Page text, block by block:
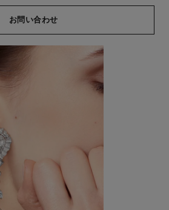
お問い合わせ